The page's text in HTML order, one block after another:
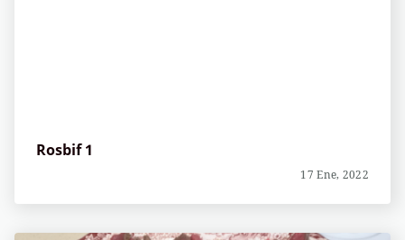
Rosbif 1
17 Ene, 2022